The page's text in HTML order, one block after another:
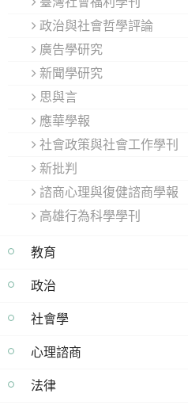
政治與社會哲學評論
廣告學研究
新聞學研究
思與言
應華學報
社會政策與社會工作學刊
新批判
諮商心理與復健諮商學報
高雄行為科學學刊
教育
政治
社會學
心理諮商
法律